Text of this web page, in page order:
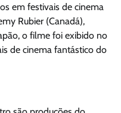
em festivais de cinema
Rubier (Canadá),
o filme foi exibido no
de cinema fantástico do